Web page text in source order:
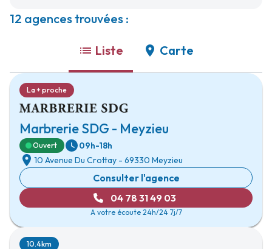
12 agences trouvées :
Liste Carte
Marbrerie SDG - Meyzieu
La + proche
Ouvert
09h-18h
10 Avenue Du Crottay - 69330 Meyzieu
Consulter l'agence
04 78 31 49 03
A votre écoute 24h/24 7j/7
10.4km